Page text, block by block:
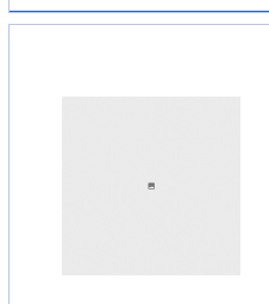
В корзину